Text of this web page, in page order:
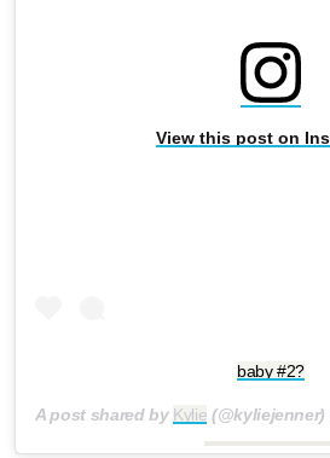
View this post on
baby #2?
A post shared by Kylie (@kyliejenner)